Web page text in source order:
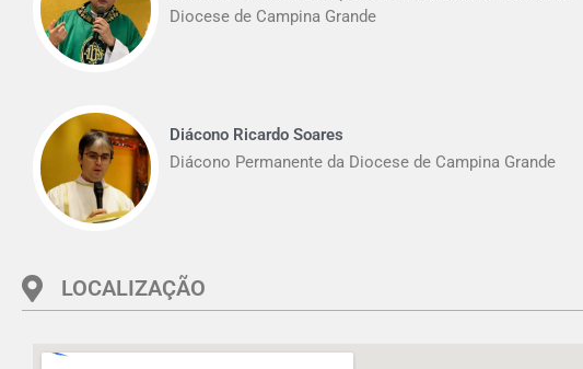
Diocese de Campina Grande
Diácono Ricardo Soares
Diácono Permanente da Diocese de Campina Grande
LOCALIZAÇÃO